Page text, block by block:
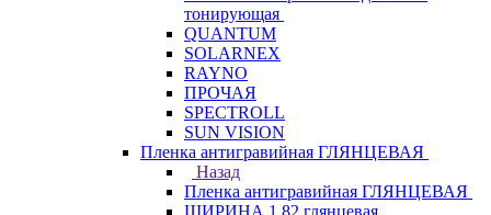
тонирующая
QUANTUM
SOLARNEX
RAYNO
ПРОЧАЯ
SPECTROLL
SUN VISION
Пленка антигравийная ГЛЯНЦЕВАЯ
Назад
Пленка антигравийная ГЛЯНЦЕВАЯ
ШИРИНА 1,82 глянцевая